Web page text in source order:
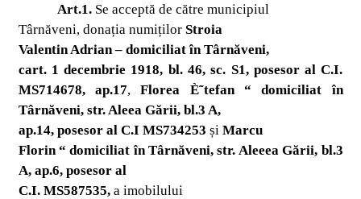
Art.1.Se acceptă de către municipiul
Târnăveni, donația numițilorStroia
Valentin Adrian – domiciliat în Târnăveni,
cart. 1 decembrie 1918, bl. 46, sc. S1, posesor al C.I.
MS714678, ap.17,Florea È˜tefan “ domiciliat în
Târnăveni, str. Aleea Gării, bl.3 A,
ap.14, posesor al C.I MS734253 și Marcu
Florin “ domiciliat în Târnăveni, str. Aleeea Gării, bl.3
A, ap.6, posesor al
C.I. MS587535, a imobilului